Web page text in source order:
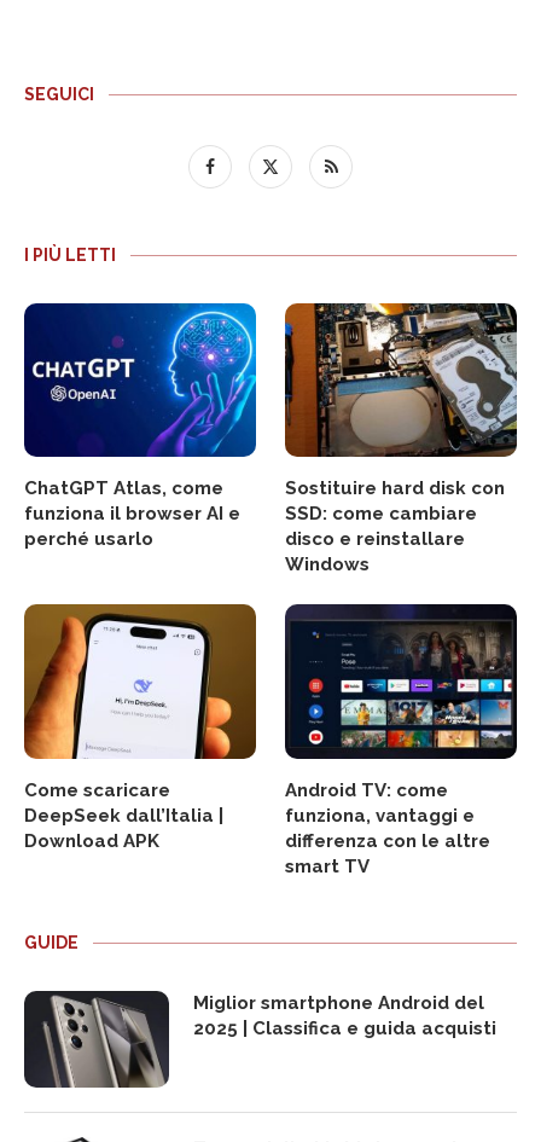
SEGUICI
I PIÙ LETTI
ChatGPT Atlas, come
funziona il browser AI e
perché usarlo
Sostituire hard disk con
SSD: come cambiare
disco e reinstallare
Windows
Come scaricare
DeepSeek dall’Italia |
Download APK
Android TV: come
funziona, vantaggi e
differenza con le altre
smart TV
GUIDE
Miglior smartphone Android del
2025 | Classifica e guida acquisti